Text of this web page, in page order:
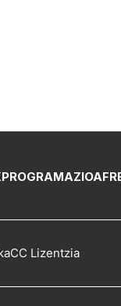
PROGRAMAZIOA
CC Lizentzia